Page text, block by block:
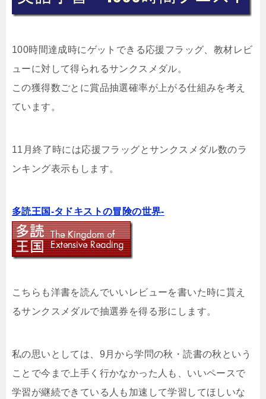
100時間達成時にゲットできる応援フラッグ、教材レビ
ューに対して得られるサンクスメダル。
この獲得数ごとに賞品抽選確率が上がる仕組みを考え
ています。
11月終了時には応援フラッグとサンクスメダル数のラ
ンキング表示もします。
多読王国-タドキストの冒険の世界-
こちらも洋書を読んでいいレビューを書いた時に貰え
るサンクスメダルで抽選券を得る形にします。
私の思いとしては、9月から学問の秋・読書の秋という
ことで今まで上手く行かなかった人も、いいペースで
学習が継続できている人も加速して学習してほしいな